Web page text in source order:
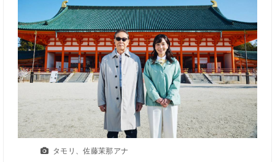
タモリ、佐藤茉那アナ